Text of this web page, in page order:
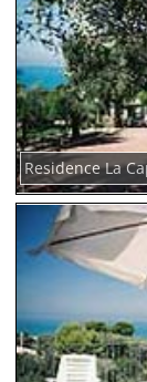
Residence La